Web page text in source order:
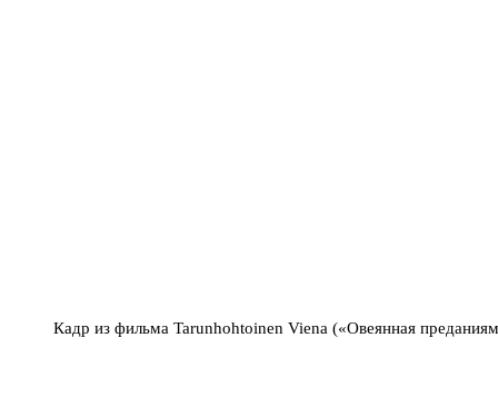
Кадр из фильма Tarunhohtoinen Viena («Овеянная